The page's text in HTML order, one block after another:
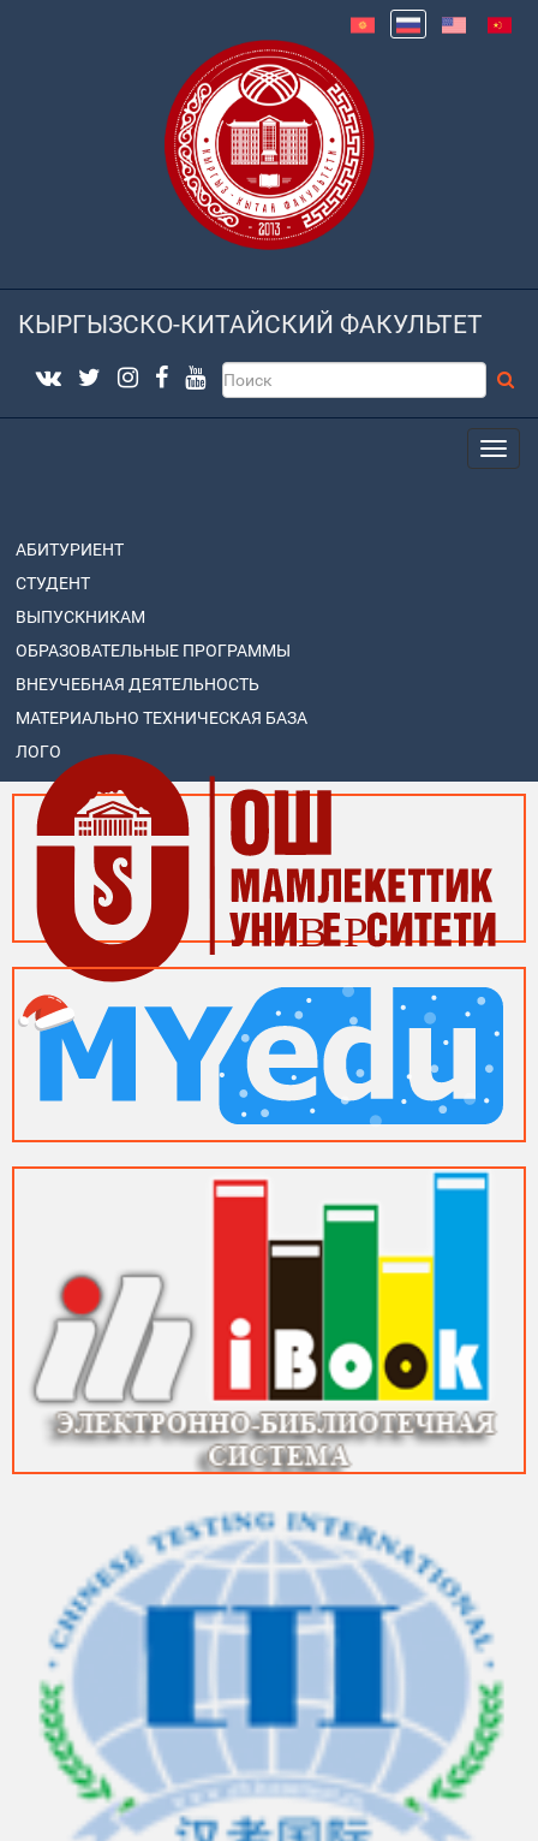
КЫРГЫЗСКО-КИТАЙСКИЙ ФАКУЛЬТЕТ
АБИТУРИЕНТ
СТУДЕНТ
ВЫПУСКНИКАМ
ОБРАЗОВАТЕЛЬНЫЕ ПРОГРАММЫ
ВНЕУЧЕБНАЯ ДЕЯТЕЛЬНОСТЬ
МАТЕРИАЛЬНО ТЕХНИЧЕСКАЯ БАЗА
ЛОГО